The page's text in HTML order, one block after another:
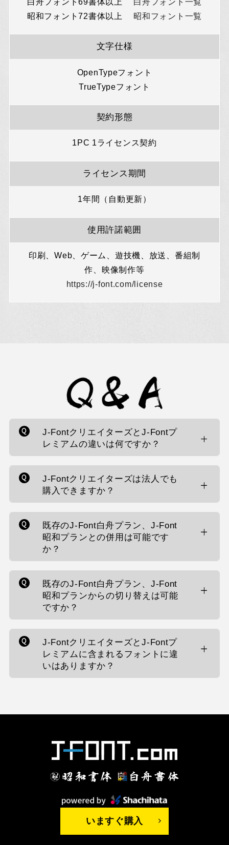
昭和フォント72書体以上 昭和フォント一覧
文字仕様
OpenTypeフォント
TrueTypeフォント
契約形態
1PC 1ライセンス契約
ライセンス期間
1年間（自動更新）
使用許諾範囲
印刷、Web、ゲーム、遊技機、放送、番組制
作、映像制作等
https://j-font.com/license
J-FontクリエイターズとJ-Fontプ
レミアムの違いは何ですか？
J-Fontクリエイターズは法人でも
購入できますか？
既存のJ-Font白舟プラン、J-Font
昭和プランとの併用は可能です
か？
既存のJ-Font白舟プラン、J-Font
昭和プランからの切り替えは可能
ですか？
J-FontクリエイターズとJ-Fontプ
レミアムに含まれるフォントに違
いはありますか？
いますぐ購入